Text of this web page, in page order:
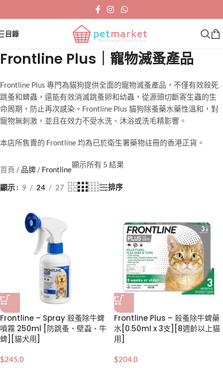
目錄
Frontline Plus｜寵物滅蚤產品
Frontline Plus 專門為貓狗提供全面的寵物滅蚤產品，不僅有效殺死
跳蚤和蜱蟲，還能有效消滅跳蚤卵和幼蟲，從源頭切斷寄生蟲的生
命周期，防止再次感染。Frontline Plus 貓狗除蚤藥水藥性溫和，對
寵物無刺激，並且在效力不受水洗、沐浴或洗毛精影響。
本店所售賣的 Frontline 均為已於衛生署藥物註冊的香港正貨。
首頁 / 品牌 / Frontline
顯示所有 5 結果
顯示 9 24 27 排序
Frontline – Spray 殺蚤除牛蜱
噴霧 250ml [防跳蚤、壁蝨、牛
蜱][貓犬用]
$245.0
Frontline Plus – 殺蚤除牛蜱藥
水[0.50ml x 3支][8週齡以上貓
用]
$204.0